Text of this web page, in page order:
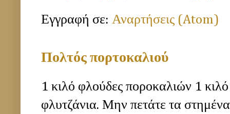
Εγγραφή σε: Αναρτήσεις (Atom)
Πολτός πορτοκαλιού
1 κιλό φλούδες ποροκαλιών 1
φλυτζάνια. Μην πετάτε τα